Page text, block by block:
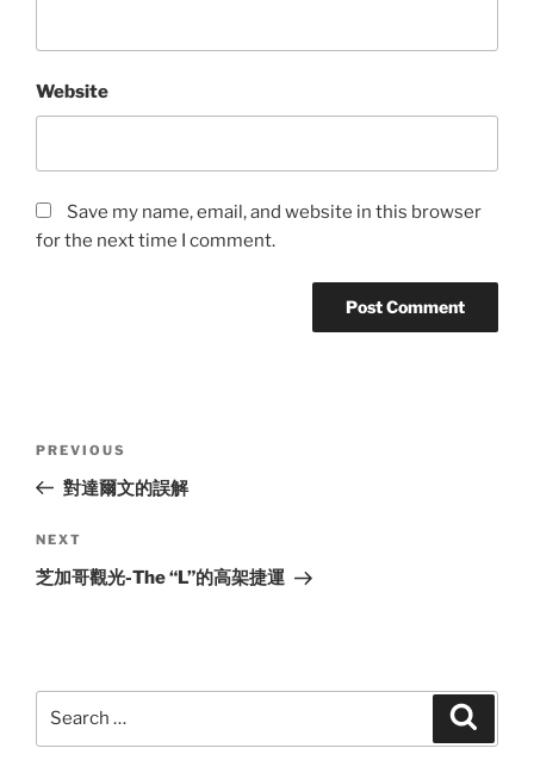
Website
Save my name, email, and website in this browser
for the next time I comment.
Previous
Post
PREVIOUS
對達爾文的誤解
Next
Post
NEXT
芝加哥觀光-The “L”的高架捷運